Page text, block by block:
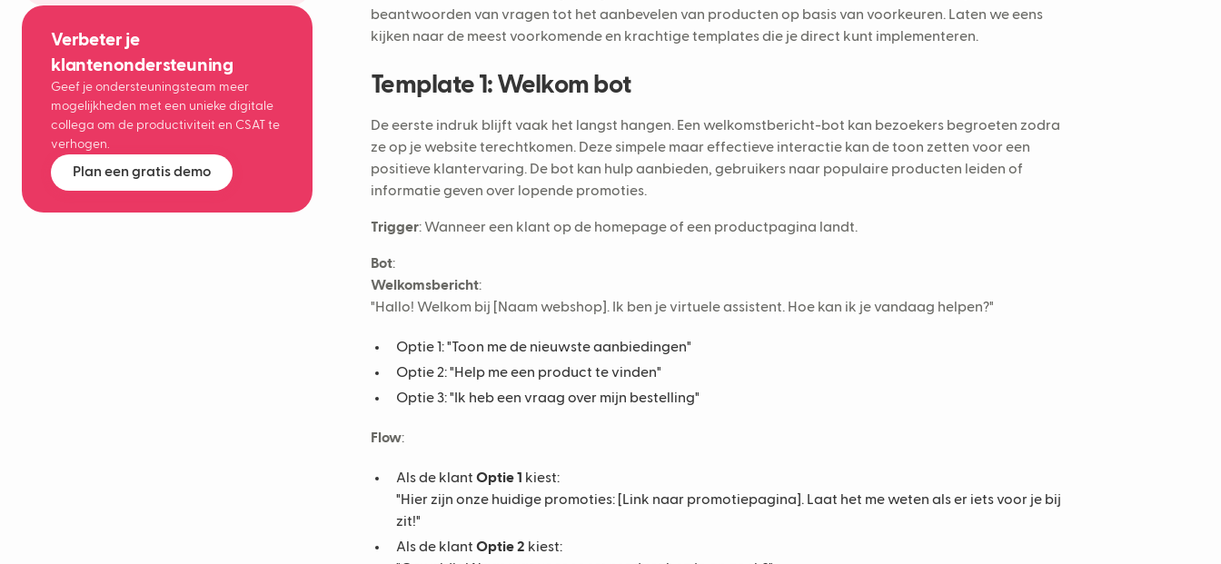
Verbeter je
klantenondersteuning
Geef je ondersteuningsteam meer
mogelijkheden met een unieke digitale
collega om de productiviteit en CSAT te
verhogen.
Plan een gratis demo
beantwoorden van vragen tot het aanbevelen van producten op basis van voorkeuren. Laten we eens
kijken naar de meest voorkomende en krachtige templates die je direct kunt implementeren.
Template 1: Welkom bot
De eerste indruk blijft vaak het langst hangen. Een welkomstbericht-bot kan bezoekers begroeten zodra
ze op je website terechtkomen. Deze simpele maar effectieve interactie kan de toon zetten voor een
positieve klantervaring. De bot kan hulp aanbieden, gebruikers naar populaire producten leiden of
informatie geven over lopende promoties.
Trigger: Wanneer een klant op de homepage of een productpagina landt.
Bot:
Welkomsbericht:
"Hallo! Welkom bij [Naam webshop]. Ik ben je virtuele assistent. Hoe kan ik je vandaag helpen?"
Optie 1: "Toon me de nieuwste aanbiedingen"
Optie 2: "Help me een product te vinden"
Optie 3: "Ik heb een vraag over mijn bestelling"
Flow:
Als de klant Optie 1 kiest:
"Hier zijn onze huidige promoties: [Link naar promotiepagina]. Laat het me weten als er iets voor je bij
zit!"
Als de klant Optie 2 kiest: